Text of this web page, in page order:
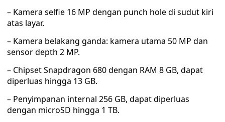
– Kamera selfie 16 MP dengan punch hole di sudut kiri
atas layar.
– Kamera belakang ganda: kamera utama 50 MP dan
sensor depth 2 MP.
– Chipset Snapdragon 680 dengan RAM 8 GB, dapat
diperluas hingga 13 GB.
– Penyimpanan internal 256 GB, dapat diperluas
dengan microSD hingga 1 TB.